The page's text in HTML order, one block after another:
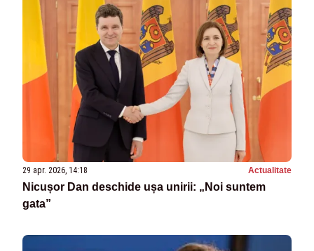
29 apr. 2026, 14:18 Actualitate
Nicușor Dan deschide ușa unirii: „Noi suntem
gata”